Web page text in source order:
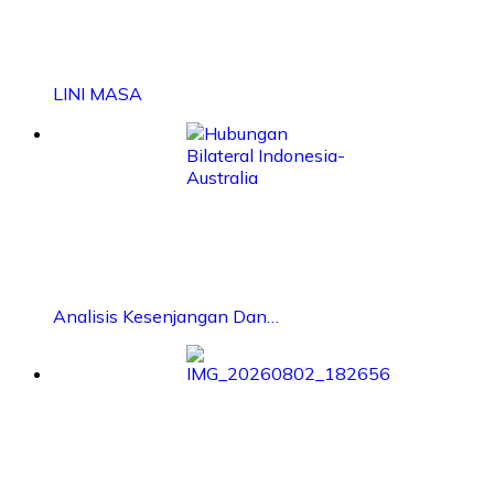
LINI MASA
Analisis Kesenjangan Dan…